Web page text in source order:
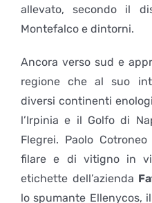
allevato, secondo il
Montefalco e dintorni.
Ancora verso sud e
regione che al suo
diversi continenti
l’Irpinia e il Golfo di
Flegrei. Paolo
filare e di vitigno in
etichette dell’azienda
lo spumante Ellenycos,